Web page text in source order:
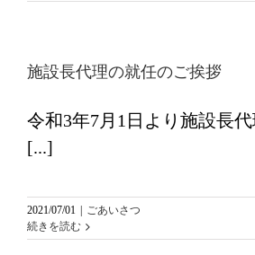
施設長代理の就任のご挨拶
令和3年7月1日より施設長
[...]
2021/07/01
ごあいさつ
続きを読む